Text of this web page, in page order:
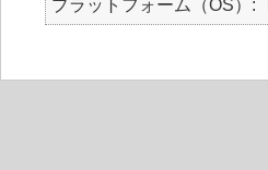
プラットフォーム（OS）